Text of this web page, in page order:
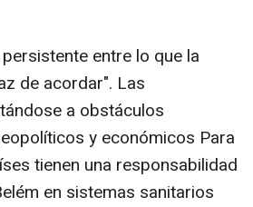
entre lo que la
de acordar". Las
a obstáculos
y económicos Para
tienen una responsabilidad
en sistemas sanitarios